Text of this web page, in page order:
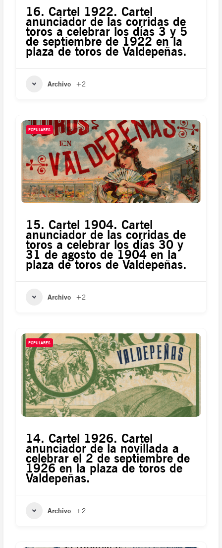
16. Cartel 1922. Cartel
anunciador de las corridas de
toros a celebrar los días 3 y 5
de septiembre de 1922 en la
plaza de toros de Valdepeñas.
Archivo +2
POPULARES
15. Cartel 1904. Cartel
anunciador de las corridas de
toros a celebrar los días 30 y
31 de agosto de 1904 en la
plaza de toros de Valdepeñas.
Archivo +2
POPULARES
14. Cartel 1926. Cartel
anunciador de la novillada a
celebrar el 2 de septiembre de
1926 en la plaza de toros de
Valdepeñas.
Archivo +2